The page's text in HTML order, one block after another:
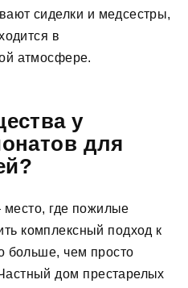
сиделки и медсестры,
в
атмосфере.
у
для
место, где пожилые
комплексный подход к
больше, чем просто
дом престарелых